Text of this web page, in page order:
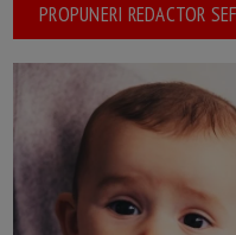
PROPUNERI REDACTOR SEF